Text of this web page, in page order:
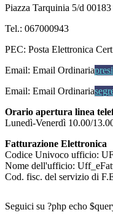
Piazza Tarquinia 5/d 00183
Tel.: 067000943
PEC: Posta Elettronica
Email: Email Ordinaria
Email: Email Ordinaria
Orario apertura linea
Lunedì-Venerdì 10.00/
Fatturazione Elettronica
Codice Univoco ufficio:
Nome dell'ufficio:
Cod. fisc. del servizio di
Seguici su ?php echo